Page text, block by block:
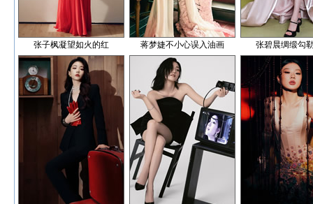
张子枫凝望如火的红 蒋梦婕不小心误入油画 张碧晨绸缎勾